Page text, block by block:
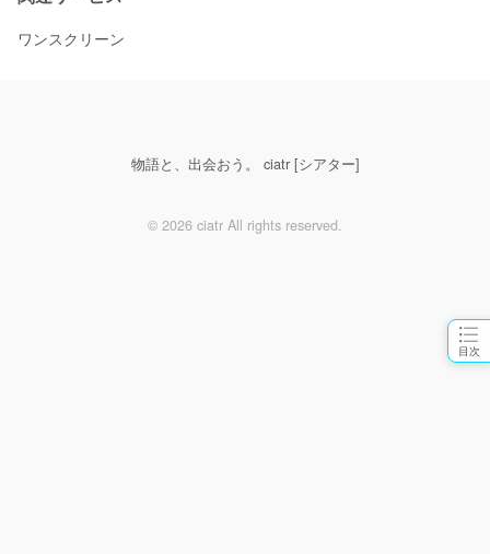
目次
ワンスクリーン
物語と、出会おう。 ciatr [シアター]
© 2026 ciatr All rights reserved.